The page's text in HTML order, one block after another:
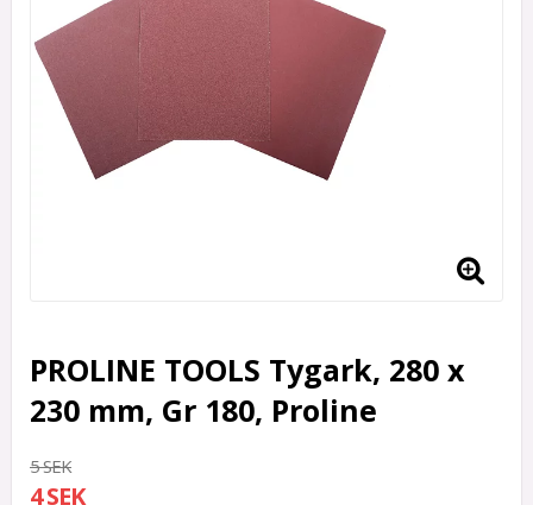
PROLINE TOOLS Tygark, 280 x
230 mm, Gr 180, Proline
5 SEK
4 SEK